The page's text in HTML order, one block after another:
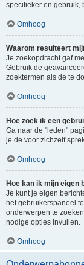
specifieker en gebruik,
Omhoog
Waarom resulteert
Je zoekopdracht gaf
Gebruik de
zoektermen als de te
Omhoog
Hoe zoek ik een
Ga naar de "leden"
je de voor zichzelf
Omhoog
Hoe kan ik mijn eigen
Je kunt je eigen
het gebruikerspaneel
onderwerpen te
nodige opties invullen.
Omhoog